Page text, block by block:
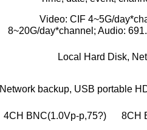
Video: CIF 4~5G/
8~20G/day*channel; Audio:
Local Hard Disk,
Network backup, USB portable
4CH BNC(1.0Vp-p,75?)
8CH